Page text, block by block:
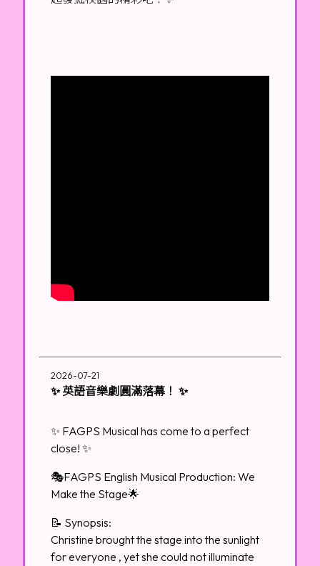
2026-07-21
✨ 英語音樂劇圓滿落幕！ ✨
✨ FAGPS Musical has come to a perfect
close! ✨
🎭FAGPS English Musical Production: We
Make the Stage🌟
📝 Synopsis:
Christine brought the stage into the sunlight
for everyone , yet she could not illuminate